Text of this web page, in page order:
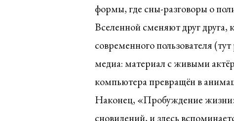
формы, где сны-разговоры о
Вселенной сменяют друг друга,
современного пользователя
медиа: материал с живыми
компьютера превращён в
Наконец, «Пробуждение
сновидений, и здесь